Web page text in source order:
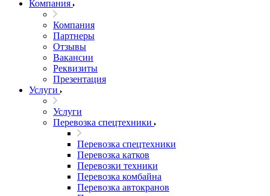
Компания
Компания
Партнеры
Отзывы
Вакансии
Реквизиты
Презентация
Услуги
Услуги
Перевозка спецтехники
Перевозка спецтехники
Перевозка катков
Перевозки техники
Перевозка комбайна
Перевозка автокранов